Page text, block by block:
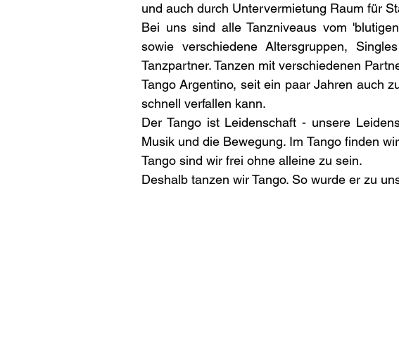
und auch durch Untervermietung Raum für
Bei uns sind alle Tanzniveaus vom
sowie verschiedene Altersgruppen,
Tanzpartner. Tanzen mit verschiedenen
Tango Argentino, seit ein paar Jahren auch
schnell verfallen kann.
Der Tango ist Leidenschaft - unsere
Musik und die Bewegung. Im Tango finden
Tango sind wir frei ohne alleine zu sein.
Deshalb tanzen wir Tango. So wurde er zu